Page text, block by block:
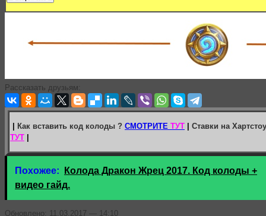
Рассказать друзьям:
| Как вставить код колоды ? СМОТРИТЕ ТУТ | Ставки на
ТУТ |
Похожее:
Колода Дракон Жрец 2017. Код колоды +
видео гайд.
Обновлено: 11.03.2017 — 14:10